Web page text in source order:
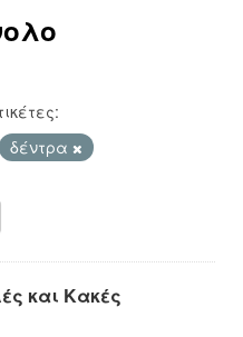
δέντρα
και Κακές